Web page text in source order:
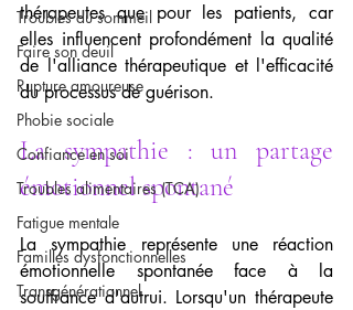
Troubles du sommeil
Faire son deuil
Rupture amoureuse
Phobie sociale
Confiance en soi
Troubles alimentaires (TCA)
Fatigue mentale
Familles dysfonctionnelles
Transgénérationnel
thérapeutes que pour les patients, car
elles influencent profondément la qualité
de l'alliance thérapeutique et l'efficacité
du processus de guérison.
La sympathie : un partage
émotionnel spontané
La sympathie représente une réaction
émotionnelle spontanée face à la
souffrance d'autrui. Lorsqu'un thérapeute